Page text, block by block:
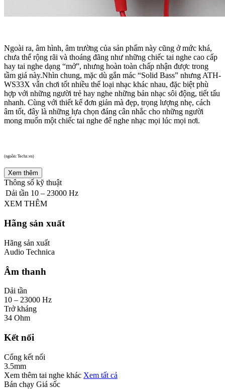
Ngoài ra, âm hình, âm trường của sản phẩm này cũng ở mức khá,
chưa thể rộng rãi và thoáng đãng như những chiếc tai nghe cao cấp
hay tai nghe dạng “mở”, nhưng hoàn toàn chấp nhận được trong
tầm giá này.Nhìn chung, mặc dù gắn mác “Solid Bass” nhưng ATH-
WS33X vẫn chơi tốt nhiều thể loại nhạc khác nhau, đặc biệt phù
hợp với những người trẻ hay nghe những bản nhạc sôi động, tiết tấu
nhanh. Cùng với thiết kế đơn giản mà đẹp, trọng lượng nhẹ, cách
âm tốt, đây là những lựa chọn đáng cân nhắc cho những người
mong muốn một chiếc tai nghe để nghe nhạc mọi lúc mọi nơi.
(nguồn: Techz.vn)
Xem thêm
Thông số kỹ thuật
Dải tần 10 – 23000 Hz
XEM THÊM
Hãng sản xuất
Hãng sản xuất
Audio Technica
Âm thanh
Dải tần
10 – 23000 Hz
Trở kháng
34 Ohm
Kết nối
Cổng kết nối
3.5mm
Xem thêm tai nghe khác Xem tất cả
Bán chạy Giá sốc